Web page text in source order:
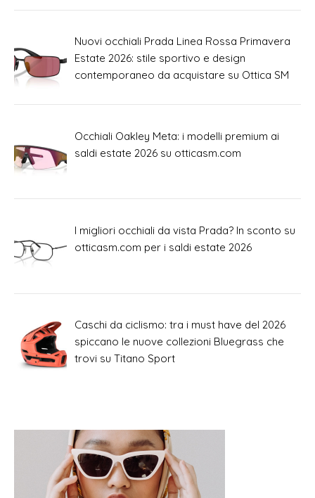
Nuovi occhiali Prada Linea Rossa Primavera
Estate 2026: stile sportivo e design
contemporaneo da acquistare su Ottica SM
Occhiali Oakley Meta: i modelli premium ai
saldi estate 2026 su otticasm.com
I migliori occhiali da vista Prada? In sconto su
otticasm.com per i saldi estate 2026
Caschi da ciclismo: tra i must have del 2026
spiccano le nuove collezioni Bluegrass che
trovi su Titano Sport